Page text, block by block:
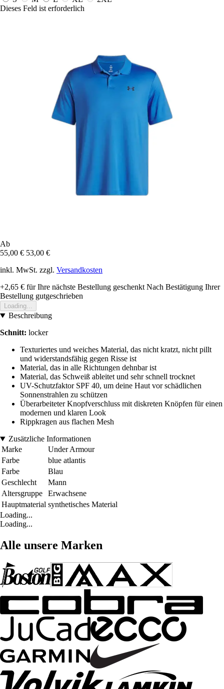
Dieses Feld ist erforderlich
Ab
55,00 € 53,00 €
inkl. MwSt. zzgl. Versandkosten
+2,65 € für Ihre nächste Bestellung geschenkt Nach Bestätigung Ihrer
Bestellung gutgeschrieben
Loading...
Beschreibung
Schnitt: locker
Texturiertes und weiches Material, das nicht kratzt, nicht pillt
und widerstandsfähig gegen Risse ist
Material, das in alle Richtungen dehnbar ist
Material, das Schweiß ableitet und sehr schnell trocknet
UV-Schutzfaktor SPF 40, um deine Haut vor schädlichen
Sonnenstrahlen zu schützen
Überarbeiteter Knopfverschluss mit diskreten Knöpfen für einen
modernen und klaren Look
Rippkragen aus flachen Mesh
Zusätzliche Informationen
Marke
Under Armour
Farbe
blue atlantis
Farbe
Blau
Geschlecht
Mann
Altersgruppe
Erwachsene
Hauptmaterial synthetisches Material
Loading...
Loading...
Alle unsere Marken